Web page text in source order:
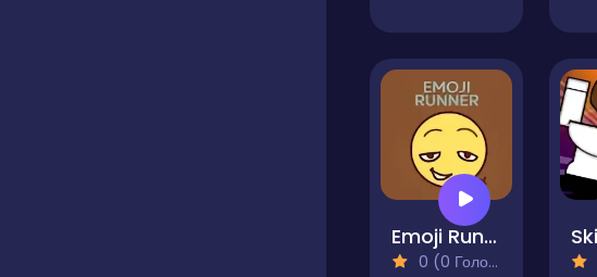
Emoji Runner
0 (0 Голосів)